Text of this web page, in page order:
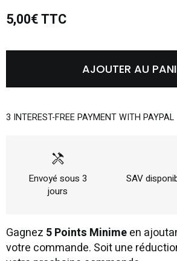
5,00€ TTC
AJOUTER AU
3 INTEREST-FREE PAYMENT WITH PAYPAL
handyman
Envoyé sous 3
jours
SAV
Gagnez 5 Points Minimeen
votre commande. Soit une